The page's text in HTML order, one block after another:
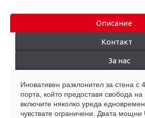
Описание
Контакт
За нас
Иновативен разклонител за стена с
порта , който предоставя свобода
включите няколко уреда
чувствате ограничени. Двата мощни